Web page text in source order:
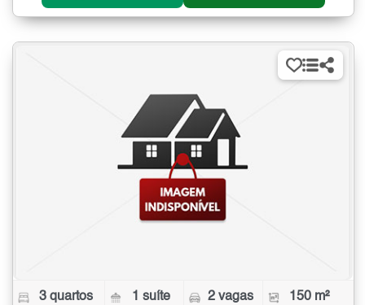
3 quartos 1 suíte 2 vagas 150 m²